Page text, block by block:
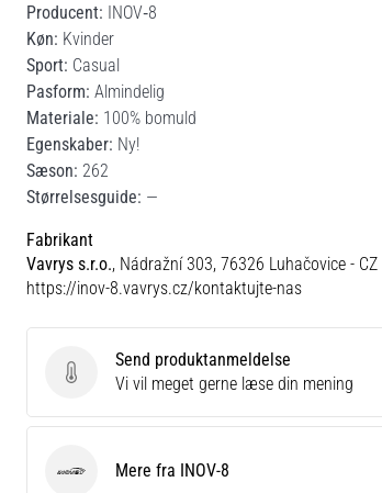
Producent: INOV‑8
Køn: Kvinder
Sport: Casual
Pasform: Almindelig
Materiale: 100% bomuld
Egenskaber: Ny!
Sæson: 262
Størrelsesguide: —
Fabrikant
Vavrys s.r.o., Nádražní 303, 76326 Luhačovice - CZ
https://inov-8.vavrys.cz/kontaktujte-nas
Send produktanmeldelse
Send produktanmeldelse
Vi vil meget gerne læse din mening
INOV-8Mere fra INOV-8